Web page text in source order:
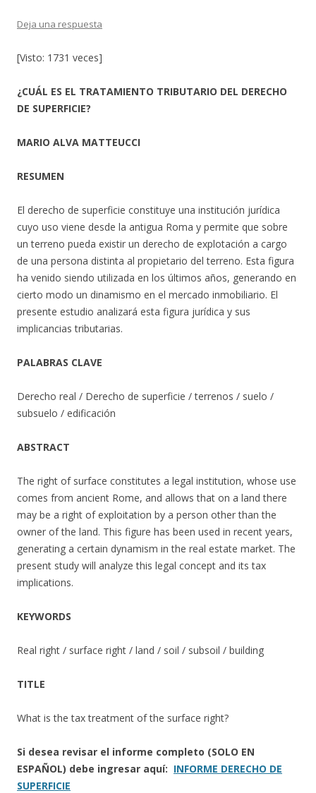
Deja una respuesta
[Visto: 1731 veces]
¿CUÁL ES EL TRATAMIENTO TRIBUTARIO DEL DERECHO
DE SUPERFICIE?
MARIO ALVA MATTEUCCI
RESUMEN
El derecho de superficie constituye una institución jurídica
cuyo uso viene desde la antigua Roma y permite que sobre
un terreno pueda existir un derecho de explotación a cargo
de una persona distinta al propietario del terreno. Esta figura
ha venido siendo utilizada en los últimos años, generando en
cierto modo un dinamismo en el mercado inmobiliario. El
presente estudio analizará esta figura jurídica y sus
implicancias tributarias.
PALABRAS CLAVE
Derecho real / Derecho de superficie / terrenos / suelo /
subsuelo / edificación
ABSTRACT
The right of surface constitutes a legal institution, whose use
comes from ancient Rome, and allows that on a land there
may be a right of exploitation by a person other than the
owner of the land. This figure has been used in recent years,
generating a certain dynamism in the real estate market. The
present study will analyze this legal concept and its tax
implications.
KEYWORDS
Real right / surface right / land / soil / subsoil / building
TITLE
What is the tax treatment of the surface right?
Si desea revisar el informe completo (SOLO EN
ESPAÑOL) debe ingresar aquí: INFORME DERECHO DE
SUPERFICIE